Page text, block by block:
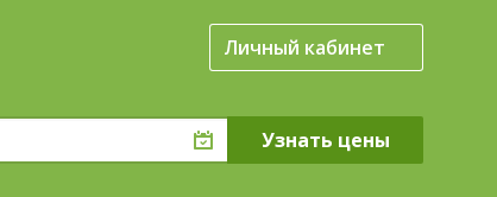
Личный кабинет